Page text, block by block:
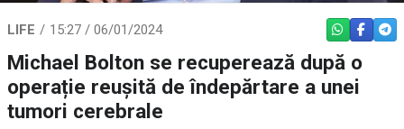
LIFE 15:27 / 06/01/2024 WHATSAPP
Michael Bolton se recuperează după o
operație reușită de îndepărtare a unei
tumori cerebrale